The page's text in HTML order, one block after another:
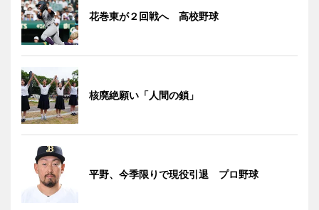
花巻東が２回戦へ 高校野球
核廃絶願い「人間の鎖」
平野、今季限りで現役引退 プロ野球